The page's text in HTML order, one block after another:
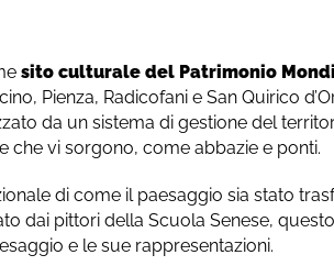
sito culturale del Patrimonio
Pienza, Radicofani e San Quirico
da un sistema di gestione del
che vi sorgono, come abbazie e ponti.
di come il paesaggio sia stato
dai pittori della Scuola Senese,
e le sue rappresentazioni.